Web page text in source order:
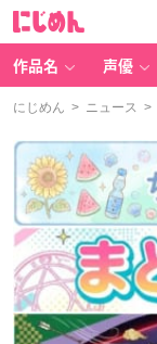
作品名 声優
にじめん > ニュース >